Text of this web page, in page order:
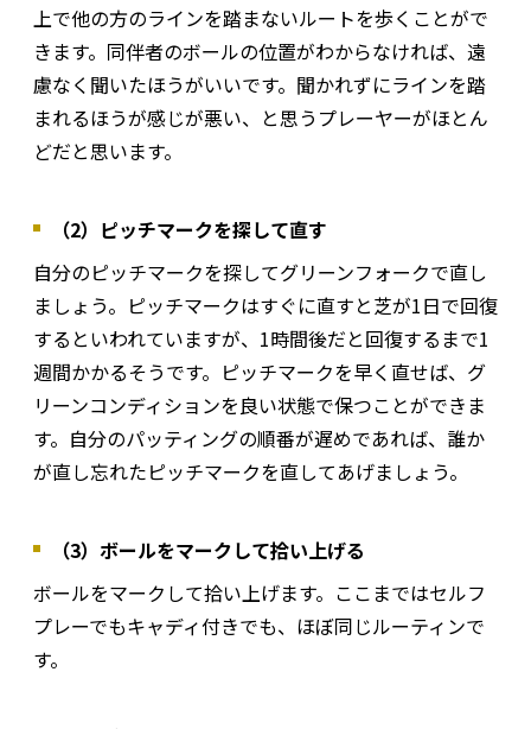
上で他の方のラインを踏まないルートを歩くことがで
きます。同伴者のボールの位置がわからなければ、遠
慮なく聞いたほうがいいです。聞かれずにラインを踏
まれるほうが感じが悪い、と思うプレーヤーがほとん
どだと思います。
（2）ピッチマークを探して直す
自分のピッチマークを探してグリーンフォークで直し
ましょう。ピッチマークはすぐに直すと芝が1日で回復
するといわれていますが、1時間後だと回復するまで1
週間かかるそうです。ピッチマークを早く直せば、グ
リーンコンディションを良い状態で保つことができま
す。自分のパッティングの順番が遅めであれば、誰か
が直し忘れたピッチマークを直してあげましょう。
（3）ボールをマークして拾い上げる
ボールをマークして拾い上げます。ここまではセルフ
プレーでもキャディ付きでも、ほぼ同じルーティンで
す。